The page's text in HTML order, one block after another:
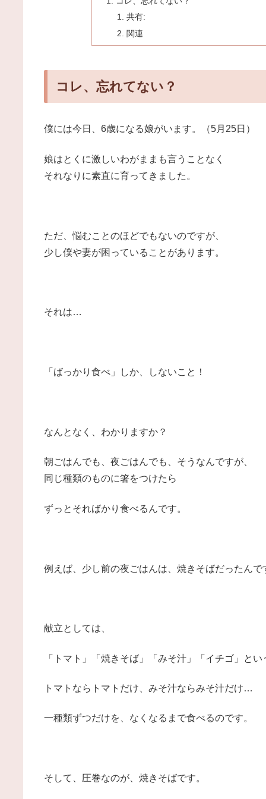
共有:
関連
コレ、忘れてない？
僕には今日、6歳になる娘がいます。（5月25日）
娘はとくに激しいわがままも言うことなく
それなりに素直に育ってきました。
ただ、悩むことのほどでもないのですが、
少し僕や妻が困っていることがあります。
それは…
「ばっかり食べ」しか、しないこと！
なんとなく、わかりますか？
朝ごはんでも、夜ごはんでも、そうなんですが、
同じ種類のものに箸をつけたら
ずっとそればかり食べるんです。
例えば、少し前の夜ごはんは、焼きそばだったんで
献立としては、
「トマト」「焼きそば」「みそ汁」「イチゴ」と
トマトならトマトだけ、みそ汁ならみそ汁だけ…
一種類ずつだけを、なくなるまで食べるのです。
そして、圧巻なのが、焼きそばです。